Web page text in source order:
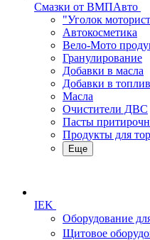
Смазки от ВМПАвто
"Уголок
Автокосметика
Вело-Мото
Гранулирование
Добавки в масла
Добавки в
Масла
Очистители ДВС
Пасты
Продукты для
Еще
IEK
Оборудование
Щитовое